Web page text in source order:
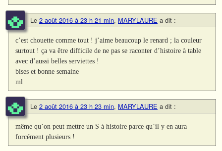
Le 2 août 2016 à 23 h 21 min, MARYLAURE a dit :
c’est chouette comme tout ! j’aime beaucoup le renard ; la couleur
surtout ! ça va être difficile de ne pas se raconter d’histoire à table
avec d’aussi belles serviettes !
bises et bonne semaine
ml
Le 2 août 2016 à 23 h 23 min, MARYLAURE a dit :
même qu’on peut mettre un S à histoire parce qu’il y en aura
forcément plusieurs !